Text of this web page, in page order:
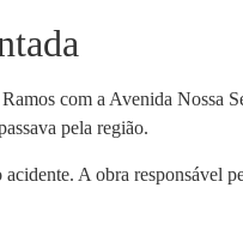
com a Avenida
pela região.
A obra responsável